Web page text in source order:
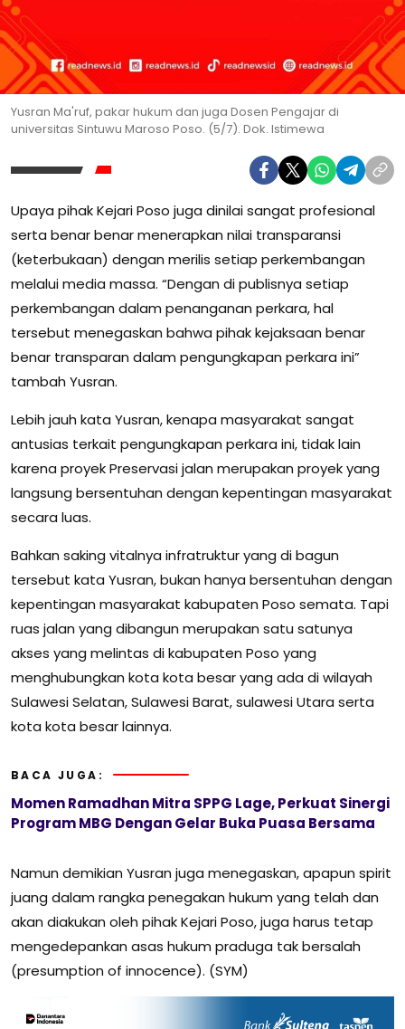
Yusran Ma'ruf, pakar hukum dan juga Dosen Pengajar di
universitas Sintuwu Maroso Poso. (5/7). Dok. Istimewa
Upaya pihak Kejari Poso juga dinilai sangat profesional
serta benar benar menerapkan nilai transparansi
(keterbukaan) dengan merilis setiap perkembangan
melalui media massa. “Dengan di publisnya setiap
perkembangan dalam penanganan perkara, hal
tersebut menegaskan bahwa pihak kejaksaan benar
benar transparan dalam pengungkapan perkara ini”
tambah Yusran.
Lebih jauh kata Yusran, kenapa masyarakat sangat
antusias terkait pengungkapan perkara ini, tidak lain
karena proyek Preservasi jalan merupakan proyek yang
langsung bersentuhan dengan kepentingan masyarakat
secara luas.
Bahkan saking vitalnya infratruktur yang di bagun
tersebut kata Yusran, bukan hanya bersentuhan dengan
kepentingan masyarakat kabupaten Poso semata. Tapi
ruas jalan yang dibangun merupakan satu satunya
akses yang melintas di kabupaten Poso yang
menghubungkan kota kota besar yang ada di wilayah
Sulawesi Selatan, Sulawesi Barat, sulawesi Utara serta
kota kota besar lainnya.
BACA JUGA:
Momen Ramadhan Mitra SPPG Lage, Perkuat Sinergi
Program MBG Dengan Gelar Buka Puasa Bersama
Namun demikian Yusran juga menegaskan, apapun spirit
juang dalam rangka penegakan hukum yang telah dan
akan diakukan oleh pihak Kejari Poso, juga harus tetap
mengedepankan asas hukum praduga tak bersalah
(presumption of innocence). (SYM)